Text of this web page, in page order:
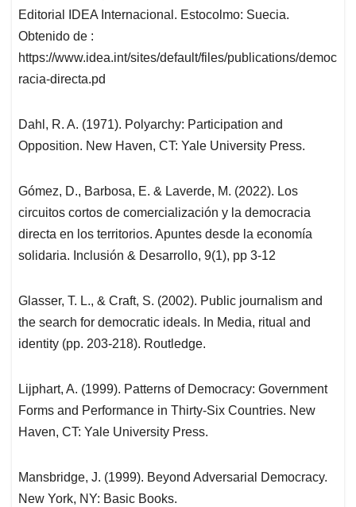
Editorial IDEA Internacional. Estocolmo: Suecia.
Obtenido de :
https://www.idea.int/sites/default/files/publications/democ
racia-directa.pd
Dahl, R. A. (1971). Polyarchy: Participation and
Opposition. New Haven, CT: Yale University Press.
Gómez, D., Barbosa, E. & Laverde, M. (2022). Los
circuitos cortos de comercialización y la democracia
directa en los territorios. Apuntes desde la economía
solidaria. Inclusión & Desarrollo, 9(1), pp 3-12
Glasser, T. L., & Craft, S. (2002). Public journalism and
the search for democratic ideals. In Media, ritual and
identity (pp. 203-218). Routledge.
Lijphart, A. (1999). Patterns of Democracy: Government
Forms and Performance in Thirty-Six Countries. New
Haven, CT: Yale University Press.
Mansbridge, J. (1999). Beyond Adversarial Democracy.
New York, NY: Basic Books.